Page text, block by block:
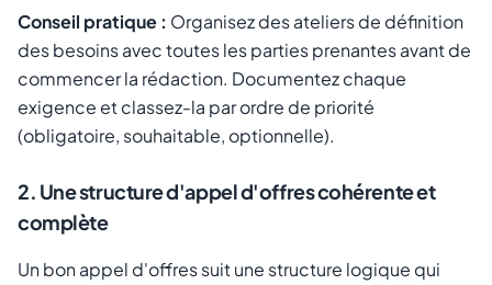
Conseil pratique : Organisez des ateliers de définition
des besoins avec toutes les parties prenantes avant de
commencer la rédaction. Documentez chaque
exigence et classez-la par ordre de priorité
(obligatoire, souhaitable, optionnelle).
2. Une structure d'appel d'offres cohérente et
complète
Un bon appel d'offres suit une structure logique qui